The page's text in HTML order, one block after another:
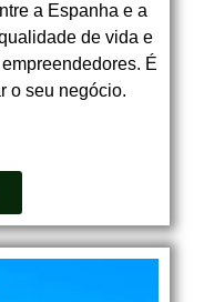
a Espanha e a
de vida e
É
o seu negócio.